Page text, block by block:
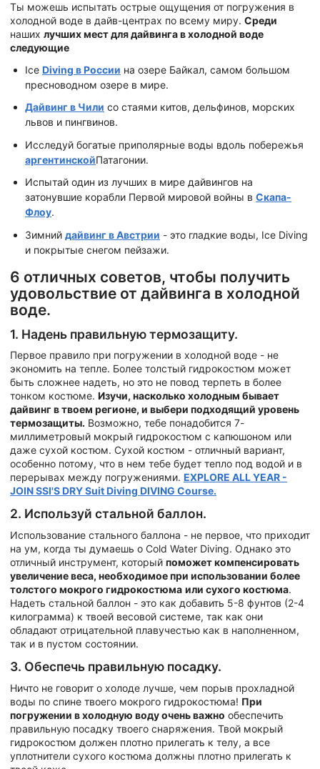
Ты можешь испытать острые ощущения от погружения в
холодной воде в дайв-центрах по всему миру. Среди
наших лучших мест для дайвинга в холодной воде
следующие
Ice Diving в России на озере Байкал, самом большом
пресноводном озере в мире.
Дайвинг в Чили со стаями китов, дельфинов, морских
львов и пингвинов.
Исследуй богатые приполярные воды вдоль побережья
аргентинскойПатагонии.
Испытай один из лучших в мире дайвингов на
затонувшие корабли Первой мировой войны в Скапа-
Флоу.
Зимний дайвинг в Австрии - это гладкие воды, Ice Diving
и покрытые снегом пейзажи.
6 отличных советов, чтобы получить
удовольствие от дайвинга в холодной
воде.
1. Надень правильную термозащиту.
Первое правило при погружении в холодной воде - не
экономить на тепле. Более толстый гидрокостюм может
быть сложнее надеть, но это не повод терпеть в более
тонком костюме. Изучи, насколько холодным бывает
дайвинг в твоем регионе, и выбери подходящий уровень
термозащиты. Возможно, тебе понадобится 7-
миллиметровый мокрый гидрокостюм с капюшоном или
даже сухой костюм. Сухой костюм - отличный вариант,
особенно потому, что в нем тебе будет тепло под водой и в
перерывах между погружениями. EXPLORE ALL YEAR -
JOIN SSI'S DRY Suit Diving DIVING Course.
2. Используй стальной баллон.
Использование стального баллона - не первое, что приходит
на ум, когда ты думаешь о Cold Water Diving. Однако это
отличный инструмент, который поможет компенсировать
увеличение веса, необходимое при использовании более
толстого мокрого гидрокостюма или сухого костюма.
Надеть стальной баллон - это как добавить 5-8 фунтов (2-4
килограмма) к твоей весовой системе, так как они
обладают отрицательной плавучестью как в наполненном,
так и в пустом состоянии.
3. Обеспечь правильную посадку.
Ничто не говорит о холоде лучше, чем порыв прохладной
воды по спине твоего мокрого гидрокостюма! При
погружении в холодную воду очень важно обеспечить
правильную посадку твоего снаряжения. Твой мокрый
гидрокостюм должен плотно прилегать к телу, а все
уплотнители сухого костюма должны плотно прилегать к